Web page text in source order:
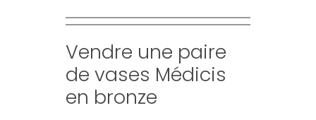
Vendre une paire
de vases Médicis
en bronze